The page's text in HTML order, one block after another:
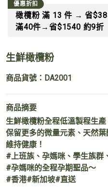
優惠折扣
橄欖粉 滿 13 件 → 省
滿40件→省$1540 約9折
生鮮橄欖粉
商品貨號：DA2001
商品摘要
生鮮橄欖粉全程低溫製程生產
保留更多的微量元素、天然葉
維持健康！
#上班族、孕媽咪、學生族群
#孕媽咪的全程孕期聖品～
#香港#新加坡#直送